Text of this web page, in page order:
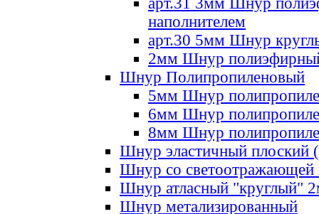
наполнителем
арт.30 5мм Шнур
2мм Шнур
Шнур Полипропиленовый
5мм Шнур
6мм Шнур
8мм Шнур
Шнур эластичный плоский
Шнур со светоотражающей
Шнур атласный "круглый"
Шнур метализированный